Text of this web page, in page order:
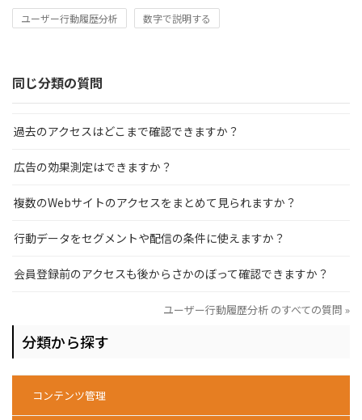
ユーザー行動履歴分析 数字で説明する
同じ分類の質問
過去のアクセスはどこまで確認できますか？
広告の効果測定はできますか？
複数のWebサイトのアクセスをまとめて見られますか？
行動データをセグメントや配信の条件に使えますか？
会員登録前のアクセスも後からさかのぼって確認できますか？
ユーザー行動履歴分析 のすべての質問 »
分類から探す
コンテンツ管理